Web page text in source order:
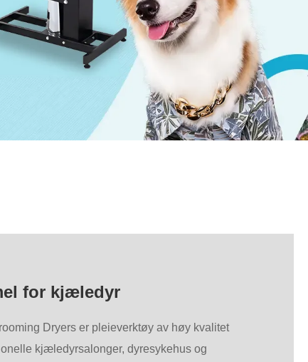
Polski
한국어
Svenska
magyar
Malay
Suomi
Türkçe
for kjæledyr
Dryers er pleieverktøy av høy kvalitet
kjæledyrsalonger, dyresykehus og